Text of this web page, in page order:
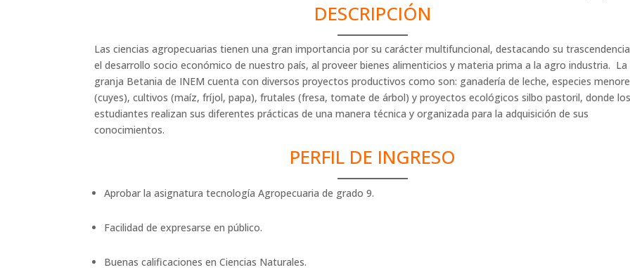
DESCRIPCIÓN
Las ciencias agropecuarias tienen una gran importancia por su carácter multifuncional, destacando su
el desarrollo socio económico de nuestro país, al proveer bienes alimenticios y materia prima a la agro industria. La
granja Betania de INEM cuenta con diversos proyectos productivos como son: ganadería de leche, especies
(cuyes), cultivos (maíz, fríjol, papa), frutales (fresa, tomate de árbol) y proyectos ecológicos silbo pastoril, donde
estudiantes realizan sus diferentes prácticas de una manera técnica y organizada para la adquisición de sus
conocimientos.
PERFIL DE INGRESO
Aprobar la asignatura tecnología Agropecuaria de grado 9.
Facilidad de expresarse en público.
Buenas calificaciones en Ciencias Naturales.